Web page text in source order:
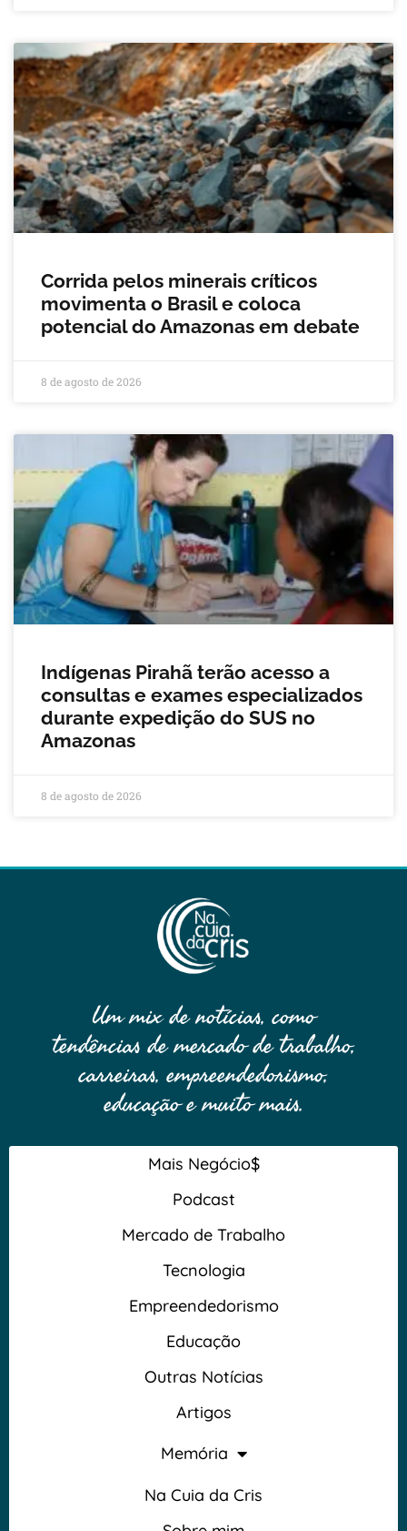
Corrida pelos minerais críticos
movimenta o Brasil e coloca
potencial do Amazonas em debate
8 de agosto de 2026
Indígenas Pirahã terão acesso a
consultas e exames especializados
durante expedição do SUS no
Amazonas
8 de agosto de 2026
Um mix de notícias, como
tendências de mercado de trabalho,
carreiras, empreendedorismo,
educação e muito mais.
Mais Negócio$
Podcast
Mercado de Trabalho
Tecnologia
Empreendedorismo
Educação
Outras Notícias
Artigos
Memória
Na Cuia da Cris